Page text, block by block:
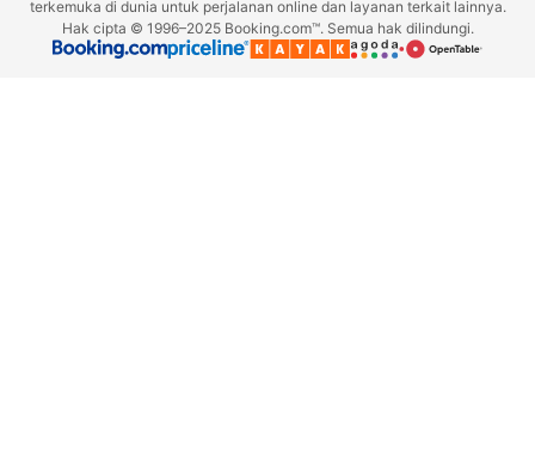
terkemuka di dunia untuk perjalanan online dan layanan terkait lainnya.
Hak cipta © 1996–2025 Booking.com™. Semua hak dilindungi.